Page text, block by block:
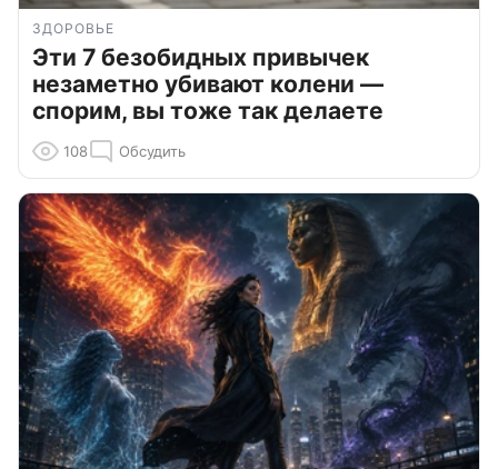
ЗДОРОВЬЕ
Эти 7 безобидных привычек
незаметно убивают колени —
спорим, вы тоже так делаете
108 Обсудить